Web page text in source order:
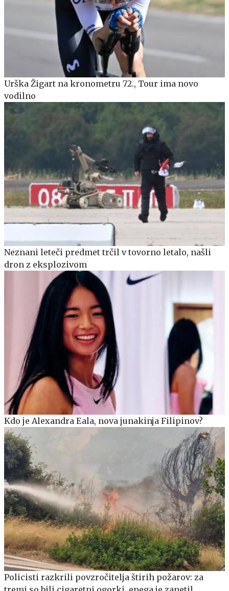
Urška Žigart na kronometru 72., Tour ima novo
vodilno
Neznani leteči predmet trčil v tovorno letalo, našli
dron z eksplozivom
Kdo je Alexandra Eala, nova junakinja Filipinov?
Policisti razkrili povzročitelja štirih požarov: za